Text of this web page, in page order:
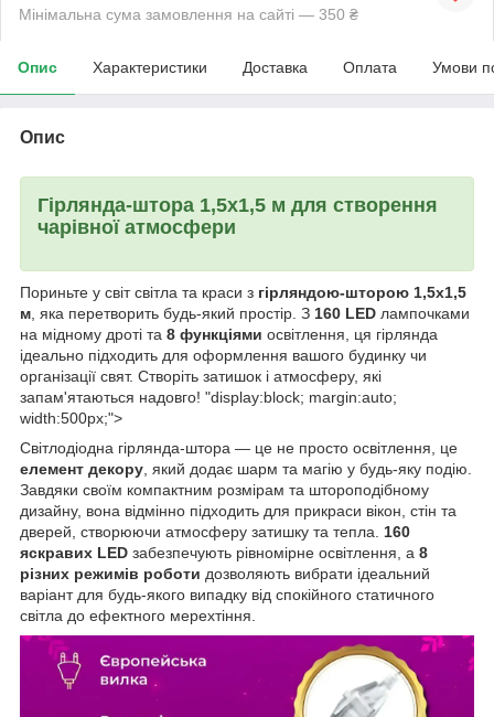
Мінімальна сума замовлення на сайті — 350 ₴
Опис Характеристики Доставка Оплата Умови
Опис
Гірлянда-штора 1,5х1,5 м для створення
чарівної атмосфери
Пориньте у світ світла та краси з гірляндою-шторою 1,5х1,5
м, яка перетворить будь-який простір. З 160 LED лампочками
на мідному дроті та 8 функціями освітлення, ця гірлянда
ідеально підходить для оформлення вашого будинку чи
організації свят. Створіть затишок і атмосферу, які
запам'ятаються надовго! "display:block; margin:auto;
width:500px;">
Світлодіодна гірлянда-штора — це не просто освітлення, це
елемент декору, який додає шарм та магію у будь-яку подію.
Завдяки своїм компактним розмірам та штороподібному
дизайну, вона відмінно підходить для прикраси вікон, стін та
дверей, створюючи атмосферу затишку та тепла. 160
яскравих LED забезпечують рівномірне освітлення, а 8
різних режимів роботи дозволяють вибрати ідеальний
варіант для будь-якого випадку від спокійного статичного
світла до ефектного мерехтіння.